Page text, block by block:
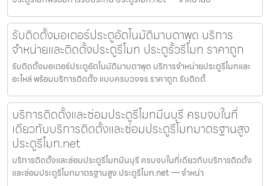
รับติดตั้งมอเตอร์ประตูอัตโนมัติมาบตาพุด บริการ
จำหน่ายและติดตั้งประตูรีโมท ประตูรั้วรีโมท ราคาถูก
รับติดตั้งมอเตอร์ประตูอัตโนมัติมาบตาพุด บริการจำหน่ายประตูรีโมทและ
อะไหล่ พร้อมบริการติดตั้ง แบบครบวงจร ราคาถูก รับติดตั้
บริการติดตั้งและซ่อมประตูรีโมทมีนบุรี ครบจบในที่
เดียวกับบริการติดตั้งและซ่อมประตูรีโมทมาตรฐานสูง
ประตูรีโมท.net
บริการติดตั้งและซ่อมประตูรีโมทมีนบุรี ครบจบในที่เดียวกับบริการติดตั้ง
และซ่อมประตูรีโมทมาตรฐานสูง ประตูรีโมท.net — จำหน่า